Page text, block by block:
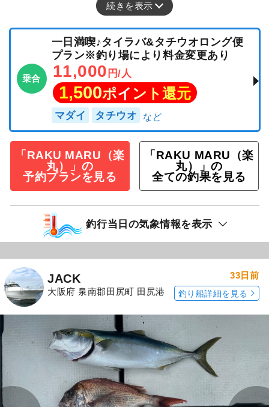
続きを表示
乗合
一日満喫♪タイラバ&タチウオロング便
プラン※釣り場により料金変更あり
11,000 円/人
1,500ポイント還元
マダイ タチウオ
「RAKU MARU（楽
丸）」の
予約プランを見る
「RAKU MARU（楽
丸）」の
全ての釣果を見る
釣行当日の気象情報を表示
JACK
大阪府 泉南郡田尻町 田尻港
33日前
釣り船詳細を見る